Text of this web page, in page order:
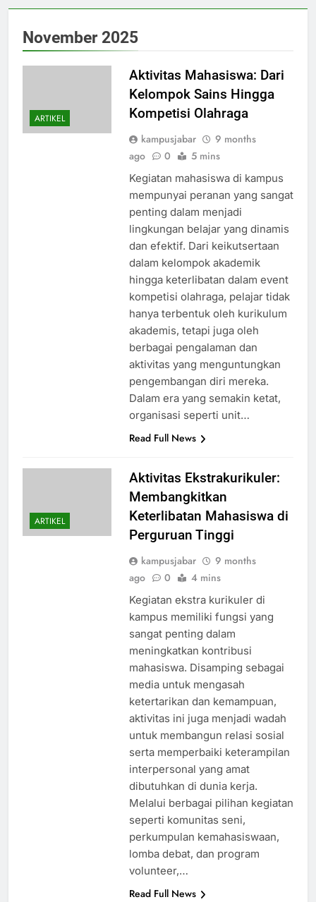
November 2025
ARTIKEL
Aktivitas Mahasiswa: Dari
Kelompok Sains Hingga
Kompetisi Olahraga
kampusjabar
9 months
ago
0 5 mins
Kegiatan mahasiswa di kampus
mempunyai peranan yang sangat
penting dalam menjadi
lingkungan belajar yang dinamis
dan efektif. Dari keikutsertaan
dalam kelompok akademik
hingga keterlibatan dalam event
kompetisi olahraga, pelajar tidak
hanya terbentuk oleh kurikulum
akademis, tetapi juga oleh
berbagai pengalaman dan
aktivitas yang menguntungkan
pengembangan diri mereka.
Dalam era yang semakin ketat,
organisasi seperti unit…
Read Full News
ARTIKEL
Aktivitas Ekstrakurikuler:
Membangkitkan
Keterlibatan Mahasiswa di
Perguruan Tinggi
kampusjabar
9 months
ago
0 4 mins
Kegiatan ekstra kurikuler di
kampus memiliki fungsi yang
sangat penting dalam
meningkatkan kontribusi
mahasiswa. Disamping sebagai
media untuk mengasah
ketertarikan dan kemampuan,
aktivitas ini juga menjadi wadah
untuk membangun relasi sosial
serta memperbaiki keterampilan
interpersonal yang amat
dibutuhkan di dunia kerja.
Melalui berbagai pilihan kegiatan
seperti komunitas seni,
perkumpulan kemahasiswaan,
lomba debat, dan program
volunteer,…
Read Full News